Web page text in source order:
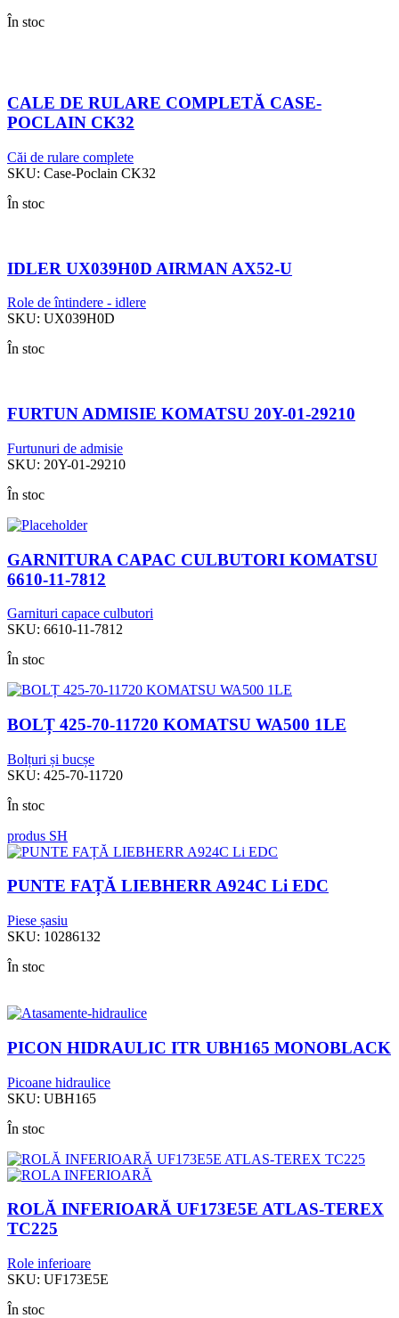
În stoc
CALE DE RULARE COMPLETĂ CASE-
POCLAIN CK32
Căi de rulare complete
SKU: Case-Poclain CK32
În stoc
IDLER UX039H0D AIRMAN AX52-U
Role de întindere - idlere
SKU: UX039H0D
În stoc
FURTUN ADMISIE KOMATSU 20Y-01-29210
Furtunuri de admisie
SKU: 20Y-01-29210
În stoc
GARNITURA CAPAC CULBUTORI KOMATSU
6610-11-7812
Garnituri capace culbutori
SKU: 6610-11-7812
În stoc
BOLȚ 425-70-11720 KOMATSU WA500 1LE
Bolțuri și bucșe
SKU: 425-70-11720
În stoc
produs SH
PUNTE FAȚĂ LIEBHERR A924C Li EDC
Piese șasiu
SKU: 10286132
În stoc
PICON HIDRAULIC ITR UBH165 MONOBLACK
Picoane hidraulice
SKU: UBH165
În stoc
ROLĂ INFERIOARĂ UF173E5E ATLAS-TEREX
TC225
Role inferioare
SKU: UF173E5E
În stoc